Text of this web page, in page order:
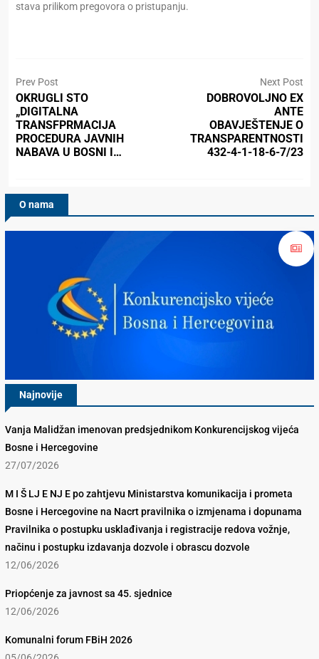
stava prilikom pregovora o pristupanju.
Prev Post
OKRUGLI STO
„DIGITALNA
TRANSFPRMACIJA
PROCEDURA JAVNIH
NABAVA U BOSNI I…
Next Post
DOBROVOLJNO EX
ANTE
OBAVJEŠTENJE O
TRANSPARENTNOSTI
432-4-1-18-6-7/23
O nama
Najnovije
Vanja Malidžan imenovan predsjednikom Konkurencijskog vijeća
Bosne i Hercegovine
27/07/2026
M I Š LJ E NJ E po zahtjevu Ministarstva komunikacija i prometa
Bosne i Hercegovine na Nacrt pravilnika o izmjenama i dopunama
Pravilnika o postupku usklađivanja i registracije redova vožnje,
načinu i postupku izdavanja dozvole i obrascu dozvole
12/06/2026
Priopćenje za javnost sa 45. sjednice
12/06/2026
Komunalni forum FBiH 2026